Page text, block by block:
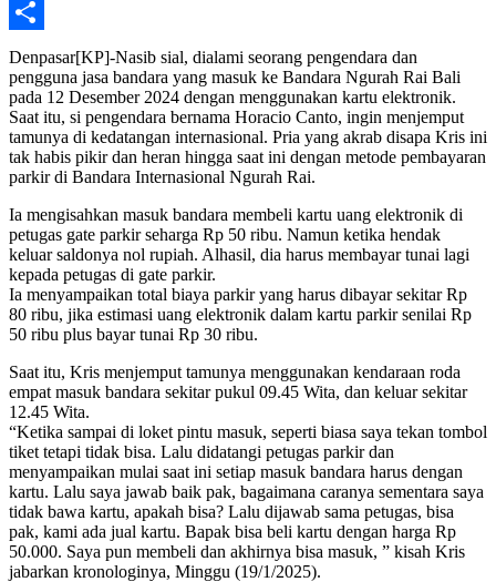
Messenger
Share
Denpasar[KP]-Nasib sial, dialami seorang pengendara dan
pengguna jasa bandara yang masuk ke Bandara Ngurah Rai Bali
pada 12 Desember 2024 dengan menggunakan kartu elektronik.
Saat itu, si pengendara bernama Horacio Canto, ingin menjemput
tamunya di kedatangan internasional. Pria yang akrab disapa Kris ini
tak habis pikir dan heran hingga saat ini dengan metode pembayaran
parkir di Bandara Internasional Ngurah Rai.
Ia mengisahkan masuk bandara membeli kartu uang elektronik di
petugas gate parkir seharga Rp 50 ribu. Namun ketika hendak
keluar saldonya nol rupiah. Alhasil, dia harus membayar tunai lagi
kepada petugas di gate parkir.
Ia menyampaikan total biaya parkir yang harus dibayar sekitar Rp
80 ribu, jika estimasi uang elektronik dalam kartu parkir senilai Rp
50 ribu plus bayar tunai Rp 30 ribu.
Saat itu, Kris menjemput tamunya menggunakan kendaraan roda
empat masuk bandara sekitar pukul 09.45 Wita, dan keluar sekitar
12.45 Wita.
“Ketika sampai di loket pintu masuk, seperti biasa saya tekan tombol
tiket tetapi tidak bisa. Lalu didatangi petugas parkir dan
menyampaikan mulai saat ini setiap masuk bandara harus dengan
kartu. Lalu saya jawab baik pak, bagaimana caranya sementara saya
tidak bawa kartu, apakah bisa? Lalu dijawab sama petugas, bisa
pak, kami ada jual kartu. Bapak bisa beli kartu dengan harga Rp
50.000. Saya pun membeli dan akhirnya bisa masuk, ” kisah Kris
jabarkan kronologinya, Minggu (19/1/2025).